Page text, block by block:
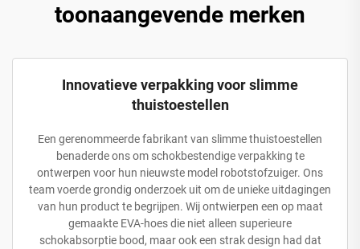
toonaangevende merken
Innovatieve verpakking voor slimme
thuistoestellen
Een gerenommeerde fabrikant van slimme thuistoestellen
benaderde ons om schokbestendige verpakking te
ontwerpen voor hun nieuwste model robotstofzuiger. Ons
team voerde grondig onderzoek uit om de unieke uitdagingen
van hun product te begrijpen. Wij ontwierpen een op maat
gemaakte EVA-hoes die niet alleen superieure
schokabsorptie bood, maar ook een strak design had dat